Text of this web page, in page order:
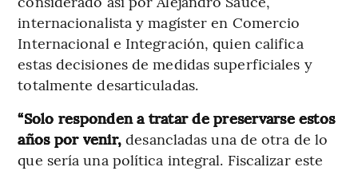
internacionalista y magíster en Comercio
Internacional e Integración, quien califica
estas decisiones de medidas superficiales y
totalmente desarticuladas.
“Solo responden a tratar de preservarse estos
años por venir,desancladas una de otra de lo
que sería una política integral. Fiscalizar este